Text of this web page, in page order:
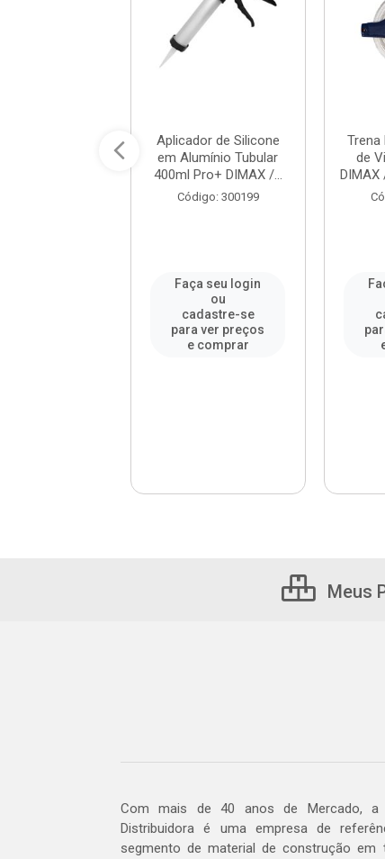
Aplicador de Silicone
em Alumínio Tubular
400ml Pro+ DIMAX /...
Código: 300199
Faça seu login
ou
cadastre-se
para ver preços
e comprar
Trena
de
DIMAX
Meus
Com mais de 40 anos de Mercado, a
Distribuidora é uma empresa de
segmento de material de construção em